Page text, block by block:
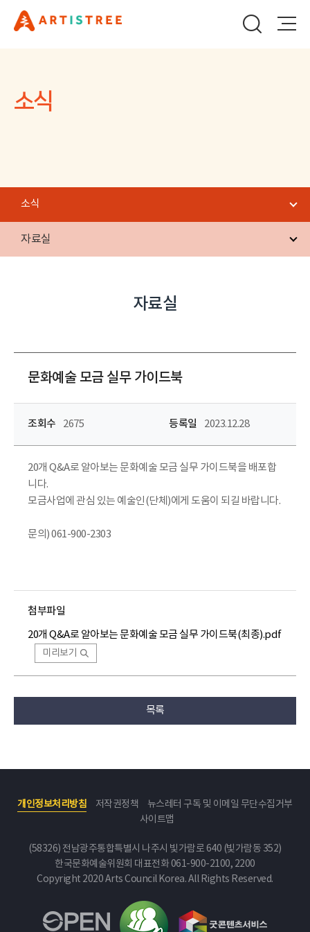
소식
소식
자료실
자료실
문화예술 모금 실무 가이드북
조회수 2675 등록일 2023.12.28
20개 Q&A로 알아보는 문화예술 모금 실무 가이드북을 배포합
니다.
모금사업에 관심 있는 예술인(단체)에게 도움이 되길 바랍니다.
문의) 061-900-2303
첨부파일
20개 Q&A로 알아보는 문화예술 모금 실무 가이드북(최종).pdf
미리보기
목록
개인정보처리방침 저작권정책
뉴스레터 구독 및 이메일 무단수집거부
사이트맵
(58326) 전남광주통합특별시 나주시 빛가람로 640 (빛가람동 352)
한국문화예술위원회 대표전화 061-900-2100, 2200
Copyright 2020 Arts Council Korea. All Rights Reserved.